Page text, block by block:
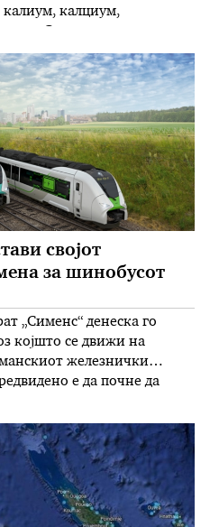
калциум,
треба да бидат на
зајакнуваат
Ц е еден …
својот
за шинобусот
„Сименс“ денеска го
којшто се движи на
железнички
е да почне да
ги замени дизел-
меѓуградскиот превоз“,
модел на воз наречен
…